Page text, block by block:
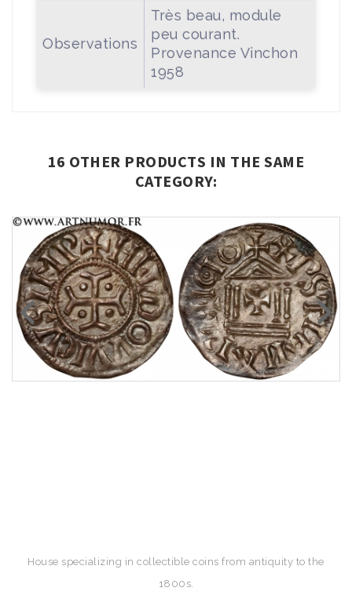
Observations
Très beau, module
peu courant.
Provenance Vinchon
1958
16 OTHER PRODUCTS IN THE SAME
CATEGORY:
House specializing in collectible coins from antiquity to the
1800s.